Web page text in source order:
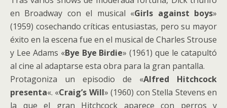
en Broadway con el musical «Girls against boys»
(1959) cosechando críticas entusiastas, pero su mayor
éxito en la escena fue en el musical de Charles Strouse
y Lee Adams «Bye Bye Birdie» (1961) que le catapultó
al cine al adaptarse esta obra para la gran pantalla.
Protagoniza un episodio de «Alfred Hitchcock
presenta«. «Craig’s Will» (1960) con Stella Stevens en
la que el gran Hitchcock aparece con perros y